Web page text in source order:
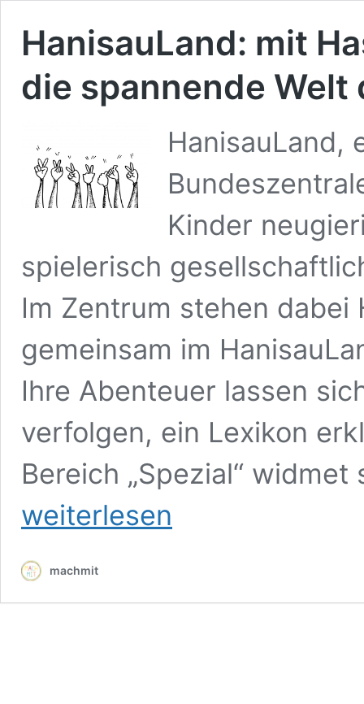
HanisauLand: mit
die spannende
HanisauLand,
Kinder
spielerisch
Im Zentrum stehen dabei
gemeinsam im
Ihre Abenteuer lassen
verfolgen, ein Lexikon
Bereich „Spezial“
weiterlesen
machmit